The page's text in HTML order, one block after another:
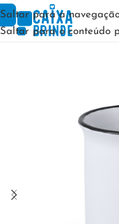
Saltar para a
Saltar para o conteúdo